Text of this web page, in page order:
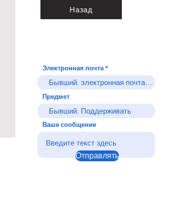
Назад
Электронная почта
Предмет
Ваше сообщение
Отправлять